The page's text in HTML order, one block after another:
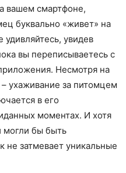
вашем смартфоне,
буквально «живет» на
удивляйтесь, увидев
вы переписываетесь с
Несмотря на
ухаживание за питомцем
в его
моментах. И хотя
могли бы быть
не затмевает уникальные